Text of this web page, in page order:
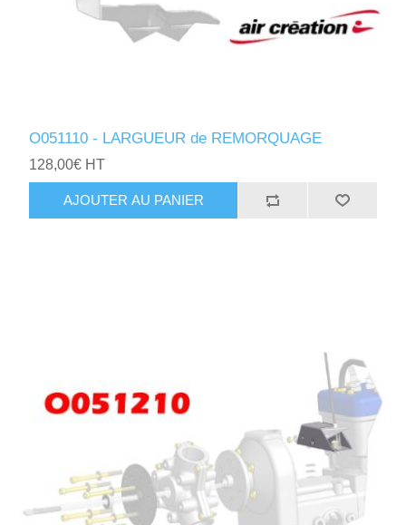
O051110 - LARGUEUR de REMORQUAGE
128,00€ HT
AJOUTER AU PANIER